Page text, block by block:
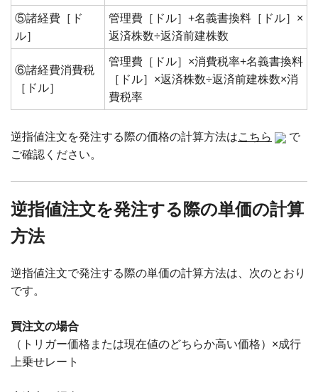
⑤諸経費［ド
ル］
管理費［ドル］+名義書換料［ドル］×
返済株数÷返済前建株数
⑥諸経費消費税
［ドル］
管理費［ドル］×消費税率+名義書換料
［ドル］×返済株数÷返済前建株数×消
費税率
逆指値注文を発注する際の価格の計算方法はこちら
で
ご確認ください。
逆指値注文を発注する際の単価の計算
方法
逆指値注文で発注する際の単価の計算方法は、次のとおり
です。
買注文の場合
（トリガー価格または現在値のどちらか高い価格）×成行
上乗せレート